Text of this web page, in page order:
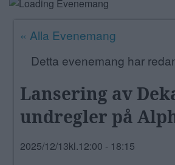
NÄRINGSLIV
« Alla Evenemang
Detta evenemang har
Lansering av
undregler på
2025/12/13kl.12:00 - 18:15